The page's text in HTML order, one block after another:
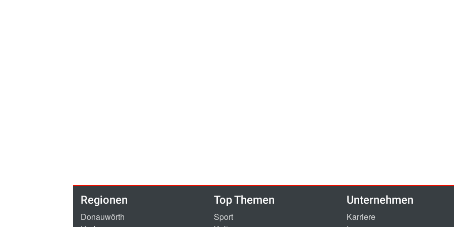
Regionen
Donauwörth
Top Themen
Sport
Unternehmen
Karriere